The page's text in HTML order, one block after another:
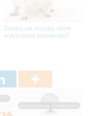
Zobacz jak myszka, może
wykorzystać kołowrotek?